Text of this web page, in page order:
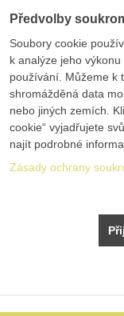
Předvolby
Soubory cookie
k analýze jeho
používání. Můžeme k
shromážděná data
nebo jiných zemích.
cookie“ vyjadřujete
najít podrobné
Zásady ochrany